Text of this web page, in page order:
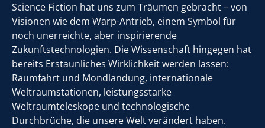
Science Fiction hat uns zum Träumen gebracht – von
Visionen wie dem Warp-Antrieb, einem Symbol für
noch unerreichte, aber inspirierende
Zukunftstechnologien. Die Wissenschaft hingegen hat
bereits Erstaunliches Wirklichkeit werden lassen:
Raumfahrt und Mondlandung, internationale
Weltraumstationen, leistungsstarke
Weltraumteleskope und technologische
Durchbrüche, die unsere Welt verändert haben.